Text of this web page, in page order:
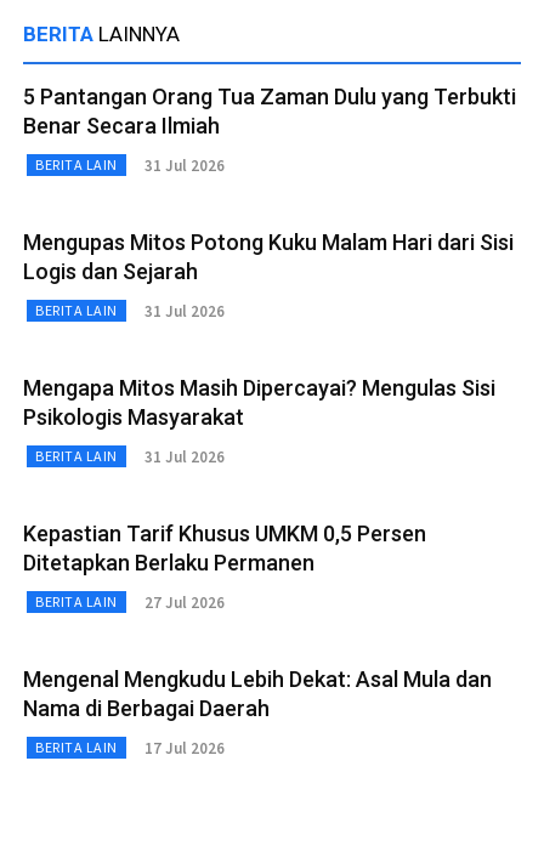
BERITA LAINNYA
5 Pantangan Orang Tua Zaman Dulu yang Terbukti
Benar Secara Ilmiah
BERITA LAIN 31 Jul 2026
Mengupas Mitos Potong Kuku Malam Hari dari Sisi
Logis dan Sejarah
BERITA LAIN 31 Jul 2026
Mengapa Mitos Masih Dipercayai? Mengulas Sisi
Psikologis Masyarakat
BERITA LAIN 31 Jul 2026
Kepastian Tarif Khusus UMKM 0,5 Persen
Ditetapkan Berlaku Permanen
BERITA LAIN 27 Jul 2026
Mengenal Mengkudu Lebih Dekat: Asal Mula dan
Nama di Berbagai Daerah
BERITA LAIN 17 Jul 2026